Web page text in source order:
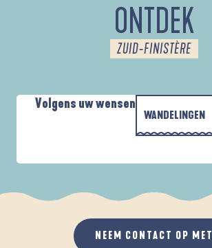
ONTDEK
ZUID-FINISTÈRE
Volgens uw wensen
WANDELINGEN
ALS HET REGENT
IN DE FRISSE LUCHT
NEEM CONTACT OP MET